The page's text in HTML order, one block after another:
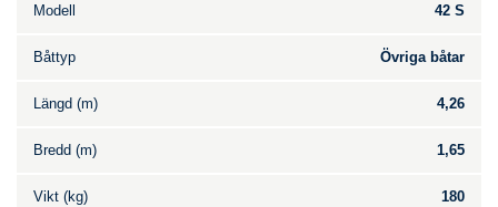
Modell 42 S
Båttyp Övriga båtar
Längd (m) 4,26
Bredd (m) 1,65
Vikt (kg) 180